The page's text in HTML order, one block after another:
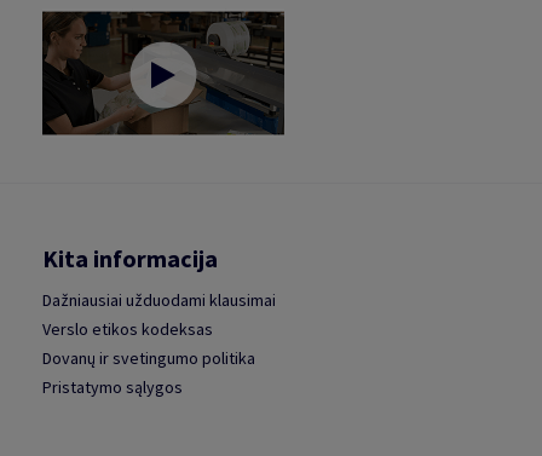
Kita informacija
Dažniausiai užduodami klausimai
Verslo etikos kodeksas
Dovanų ir svetingumo politika
Pristatymo sąlygos